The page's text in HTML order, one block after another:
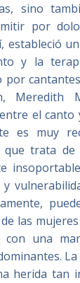
sino
por
estableció
y la
Meredith
el canto
es muy
que trata
las
una
herida tan